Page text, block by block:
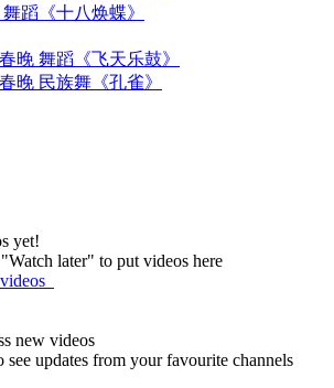
蹈《十八焕蝶》
晚 舞蹈《飞天乐鼓》
晚 民族舞《孔雀》
yet!
later" to put videos here
new videos
see updates from your favourite channels